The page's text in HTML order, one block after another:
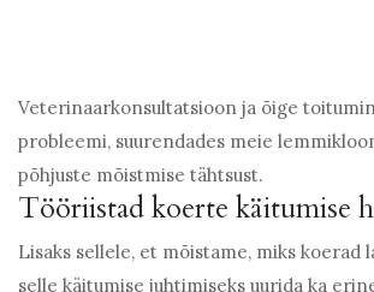
Veterinaarkonsultatsioon ja õige
probleemi, suurendades meie
põhjuste mõistmise tähtsust.
Tööriistad koerte käitumise
Lisaks sellele, et mõistame, miks koerad
selle käitumise juhtimiseks uurida ka